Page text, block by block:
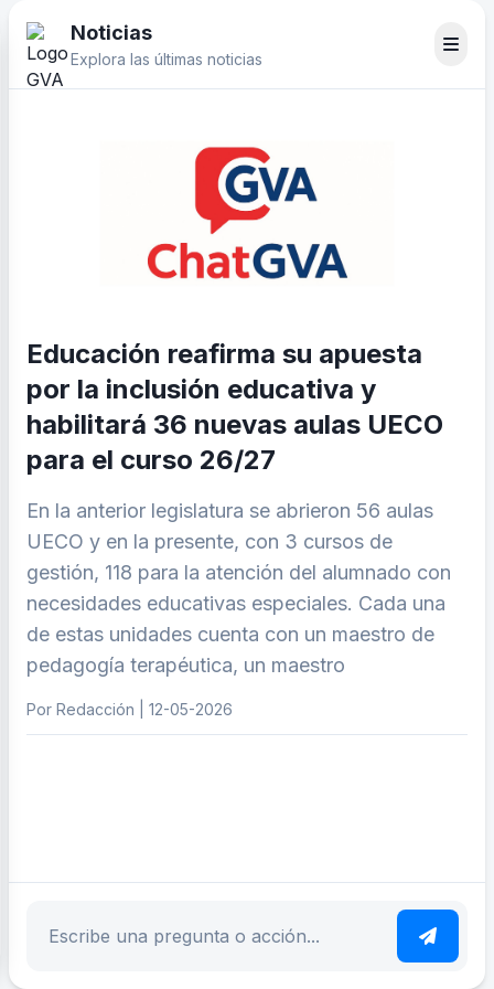
Noticias
Explora las últimas noticias
Educación reafirma su apuesta
por la inclusión educativa y
habilitará 36 nuevas aulas UECO
para el curso 26/27
En la anterior legislatura se abrieron 56 aulas
UECO y en la presente, con 3 cursos de
gestión, 118 para la atención del alumnado con
necesidades educativas especiales. Cada una
de estas unidades cuenta con un maestro de
pedagogía terapéutica, un maestro
Por Redacción | 12-05-2026
Escribe tu pregunta